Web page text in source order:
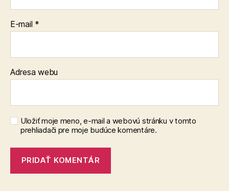
E-mail *
Adresa webu
Uložiť moje meno, e-mail a webovú stránku v tomto
prehliadači pre moje budúce komentáre.